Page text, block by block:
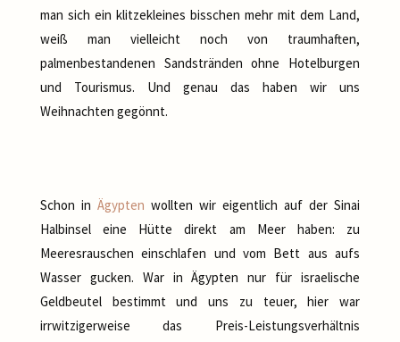
man sich ein klitzekleines bisschen mehr mit dem Land,
weiß man vielleicht noch von traumhaften,
palmenbestandenen Sandstränden ohne Hotelburgen
und Tourismus. Und genau das haben wir uns
Weihnachten gegönnt.
Schon in Ägypten wollten wir eigentlich auf der Sinai
Halbinsel eine Hütte direkt am Meer haben: zu
Meeresrauschen einschlafen und vom Bett aus aufs
Wasser gucken. War in Ägypten nur für israelische
Geldbeutel bestimmt und uns zu teuer, hier war
irrwitzigerweise das Preis-Leistungsverhältnis